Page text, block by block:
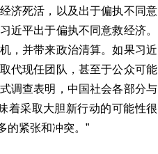
济死活，以及出于偏执不同意
近平出于偏执不同意救经济。
，并带来政治清算。如果习近
代现任团队，甚至于公众可能
调查表明，中国社会各部分与
着采取大胆新行动的可能性很
的紧张和冲突。”